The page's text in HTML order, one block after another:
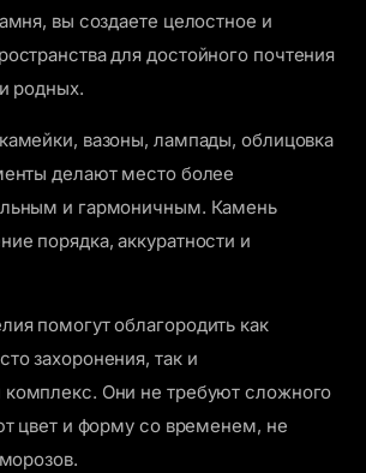
вы создаете целостное и
для достойного почтения
родных.
вазоны, лампады, облицовка
делают место более
и гармоничным. Камень
порядка, аккуратности и
помогут облагородить как
захоронения, так и
Они не требуют сложного
цвет и форму со временем, не